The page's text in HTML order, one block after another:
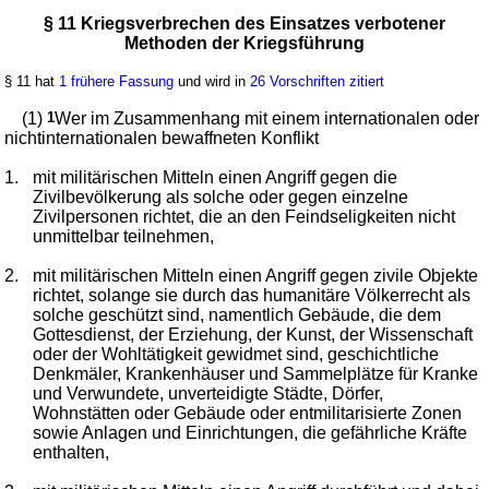
§ 11 Kriegsverbrechen des Einsatzes verbotener
Methoden der Kriegsführung
§ 11 hat 1 frühere Fassung und wird in26 Vorschriften zitiert
(1)1Wer im Zusammenhang mit einem internationalen oder
nichtinternationalen bewaffneten Konflikt
1.
mit militärischen Mitteln einen Angriff gegen die
Zivilbevölkerung als solche oder gegen einzelne
Zivilpersonen richtet, die an den Feindseligkeiten nicht
unmittelbar teilnehmen,
2.
mit militärischen Mitteln einen Angriff gegen zivile Objekte
richtet, solange sie durch das humanitäre Völkerrecht als
solche geschützt sind, namentlich Gebäude, die dem
Gottesdienst, der Erziehung, der Kunst, der Wissenschaft
oder der Wohltätigkeit gewidmet sind, geschichtliche
Denkmäler, Krankenhäuser und Sammelplätze für Kranke
und Verwundete, unverteidigte Städte, Dörfer,
Wohnstätten oder Gebäude oder entmilitarisierte Zonen
sowie Anlagen und Einrichtungen, die gefährliche Kräfte
enthalten,